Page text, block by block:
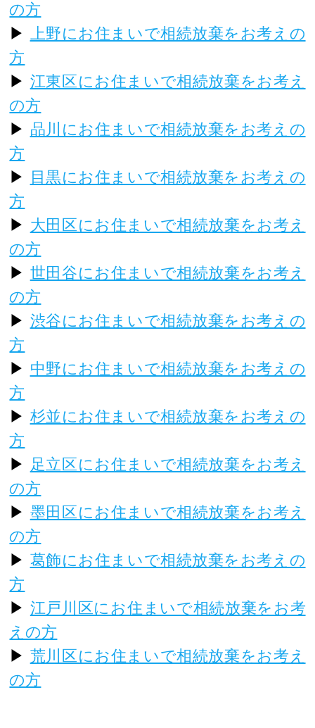
の方
▶ 上野にお住まいで相続放棄をお考えの
方
▶ 江東区にお住まいで相続放棄をお考え
の方
▶ 品川にお住まいで相続放棄をお考えの
方
▶ 目黒にお住まいで相続放棄をお考えの
方
▶ 大田区にお住まいで相続放棄をお考え
の方
▶ 世田谷にお住まいで相続放棄をお考え
の方
▶ 渋谷にお住まいで相続放棄をお考えの
方
▶ 中野にお住まいで相続放棄をお考えの
方
▶ 杉並にお住まいで相続放棄をお考えの
方
▶ 足立区にお住まいで相続放棄をお考え
の方
▶ 墨田区にお住まいで相続放棄をお考え
の方
▶ 葛飾にお住まいで相続放棄をお考えの
方
▶ 江戸川区にお住まいで相続放棄をお考
えの方
▶ 荒川区にお住まいで相続放棄をお考え
の方